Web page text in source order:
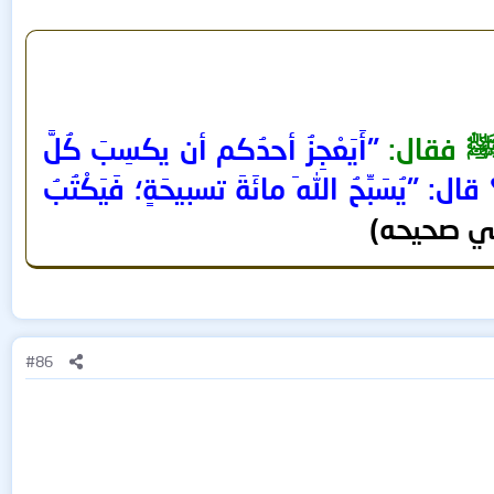
ﷺ فقال:"أَيَعْجِزُ أحدُكم أن يكسِبَ كُلَّ
"يُسَبِّحُ اللهَ مائَةَ تسبيحَةٍ؛ فَيَكْتُبُ
صحيحه)
#86